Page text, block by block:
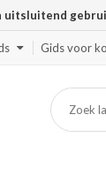
uitsluitend
Gids voor